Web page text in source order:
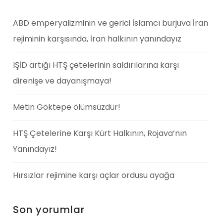
ABD emperyalizminin ve gerici İslamcı burjuva İran
rejiminin karşısında, İran halkının yanındayız
IŞİD artığı HTŞ çetelerinin saldırılarına karşı
direnişe ve dayanışmaya!
Metin Göktepe ölümsüzdür!
HTŞ Çetelerine Karşı Kürt Halkının, Rojava’nın
Yanındayız!
Hırsızlar rejimine karşı açlar ordusu ayağa
Son yorumlar